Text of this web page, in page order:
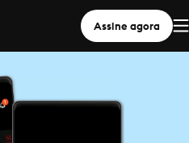
Assine agora